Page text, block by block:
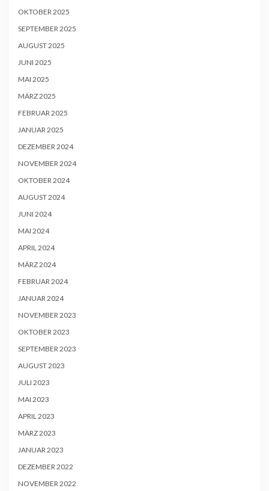
OKTOBER 2025
SEPTEMBER 2025
AUGUST 2025
JUNI 2025
MAI 2025
MÄRZ 2025
FEBRUAR 2025
JANUAR 2025
DEZEMBER 2024
NOVEMBER 2024
OKTOBER 2024
AUGUST 2024
JUNI 2024
MAI 2024
APRIL 2024
MÄRZ 2024
FEBRUAR 2024
JANUAR 2024
NOVEMBER 2023
OKTOBER 2023
SEPTEMBER 2023
AUGUST 2023
JULI 2023
MAI 2023
APRIL 2023
MÄRZ 2023
JANUAR 2023
DEZEMBER 2022
NOVEMBER 2022